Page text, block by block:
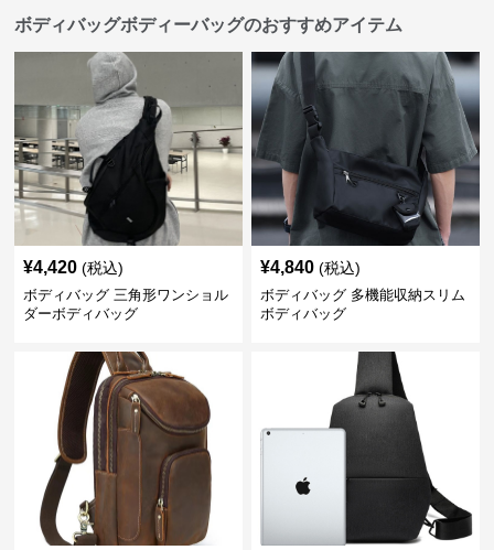
ボディバッグボディーバッグのおすすめアイテム
¥4,420 (税込)
ボディバッグ 三角形ワンショル
ダーボディバッグ
¥4,840 (税込)
ボディバッグ 多機能収納スリム
ボディバッグ